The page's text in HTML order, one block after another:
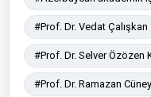
#Prof. Dr. Vedat Çalışkan
#Prof. Dr. Selver Özözen
#Prof. Dr. Ramazan